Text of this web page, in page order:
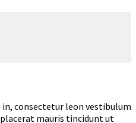
consectetur leon vestibulum
mauris tincidunt ut